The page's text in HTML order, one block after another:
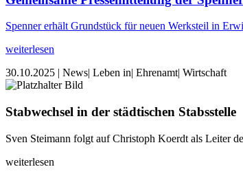
Spenner erhält Grundstück für neuen Werksteil in
weiterlesen
30.10.2025 | News| Leben in| Ehrenamt| Wirtschaft
Stabwechsel in der städtischen Stabsstelle
Sven Steimann folgt auf Christoph Koerdt als Leiter
weiterlesen